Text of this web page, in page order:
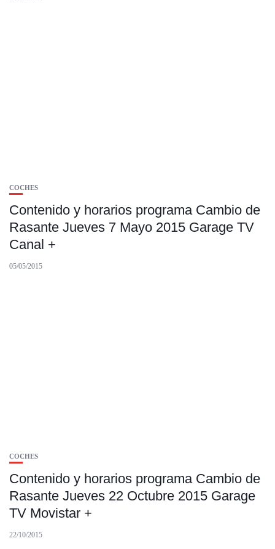
COCHES
Contenido y horarios programa Cambio de
Rasante Jueves 7 Mayo 2015 Garage TV
Canal +
05/05/2015
COCHES
Contenido y horarios programa Cambio de
Rasante Jueves 22 Octubre 2015 Garage
TV Movistar +
22/10/2015